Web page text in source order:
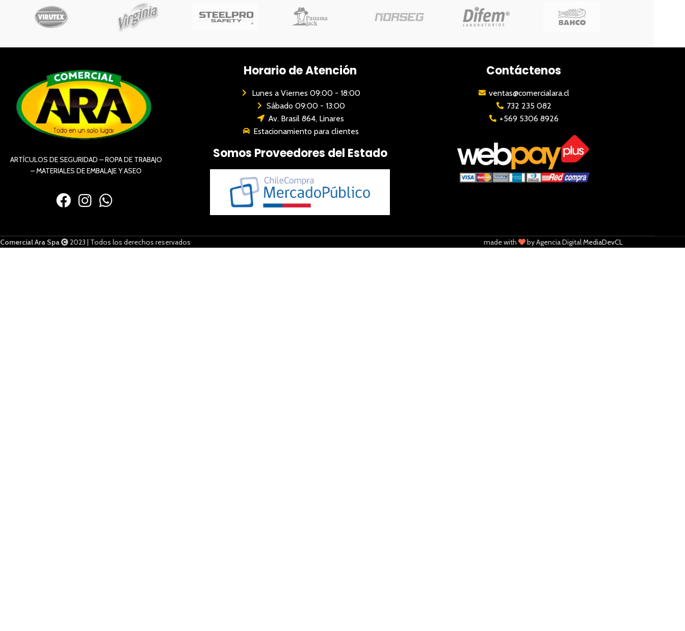
ARTÍCULOS DE SEGURIDAD – ROPA DE TRABAJO
– MATERIALES DE EMBALAJE Y ASEO
Horario de Atención
Lunes a Viernes 09:00 - 18:00
Sábado 09:00 - 13:00
Av. Brasil 864, Linares
Estacionamiento para clientes
Somos Proveedores del Estado
Contáctenos
ventas@comercialara.cl
732 235 082
+569 5306 8926
Comercial Ara Spa 2023 | Todos los derechos reservados made with by Agencia DigitalMediaDevCL